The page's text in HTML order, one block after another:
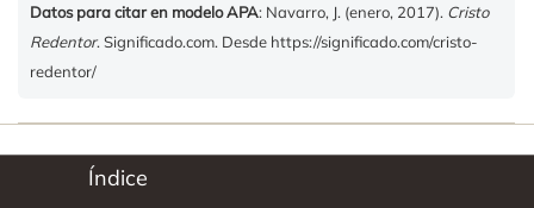
Datos para citar en modelo APA: Navarro, J. (enero, 2017). Cristo
Redentor. Significado.com. Desde https://significado.com/cristo-
redentor/
Índice